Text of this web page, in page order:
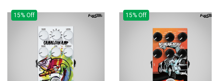
15% Off 15% Off